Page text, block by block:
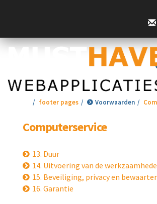
footer pages Voorwaarden
Computerservice
13. Duur
14. Uitvoering van de
15. Beveiliging, privacy en
16. Garantie